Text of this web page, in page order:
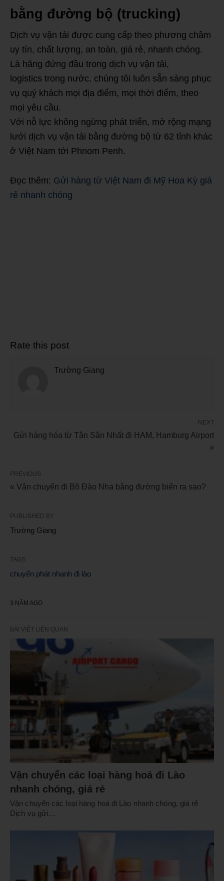
bằng đường bộ (trucking)
Dịch vụ vận tải được cung cấp theo phương châm
uy tín, chất lượng, an toàn, giá rẻ, nhanh chóng.
Là hãng đứng đầu trong dịch vụ vận tải,
logistics trong nước, chúng tôi luôn sẵn sàng phục
vụ quý khách mọi địa điểm, mọi thời điểm, theo
mọi yêu cầu.
Với nỗ lực không ngừng phát triển, mở rộng mạng
lưới dịch vụ vận tải bằng đường bộ từ 62 tỉnh khác
ở Việt Nam tới Phnom Penh.
Đọc thêm: Gửi hàng từ Việt Nam đi Mỹ Hoa Kỳ giá
rẻ nhanh chóng
Rate this post
Trường Giang
NEXT
Gửi hàng hóa từ Tân Sân Nhất đi HAM, Hamburg Airport
»
PREVIOUS
« Vận chuyển đi Bồ Đào Nha bằng đường biển ra sao?
PUBLISHED BY
Trường Giang
TAGS:
chuyển phát nhanh đi lào
3 NĂM AGO
BÀI VIẾT LIÊN QUAN
Vận chuyển các loại hàng hoá đi Lào
nhanh chóng, giá rẻ
Vận chuyển các loại hàng hoá đi Lào nhanh chóng, giá rẻ
Dịch vụ gửi…